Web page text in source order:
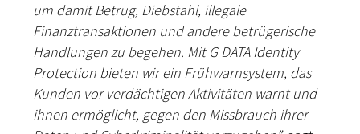
um damit Betrug, Diebstahl, illegale
Finanztransaktionen und andere betrügerische
Handlungen zu begehen. Mit G DATA Identity
Protection bieten wir ein Frühwarnsystem, das
Kunden vor verdächtigen Aktivitäten warnt und
ihnen ermöglicht, gegen den Missbrauch ihrer